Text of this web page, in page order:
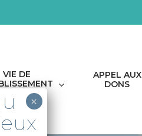
VIE DE
APPEL AUX
DONS
×